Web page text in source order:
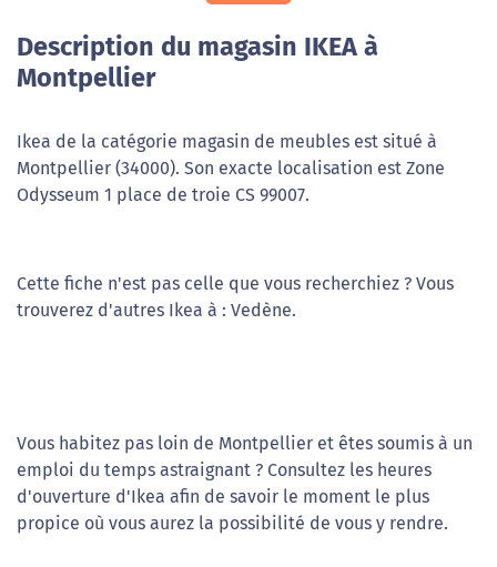
Description du magasin IKEA à
Montpellier
Ikea de la catégorie magasin de meubles est situé à
Montpellier (34000). Son exacte localisation est Zone
Odysseum 1 place de troie CS 99007.
Cette fiche n'est pas celle que vous recherchiez ? Vous
trouverez d'autres Ikea à : Vedène.
Vous habitez pas loin de Montpellier et êtes soumis à un
emploi du temps astraignant ? Consultez les heures
d'ouverture d'Ikea afin de savoir le moment le plus
propice où vous aurez la possibilité de vous y rendre.